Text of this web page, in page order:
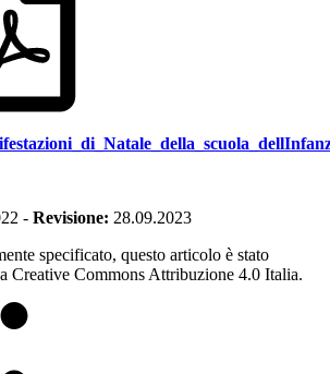
- Revisione: 28.09.2023
specificato, questo articolo è stato
Creative Commons Attribuzione 4.0 Italia.